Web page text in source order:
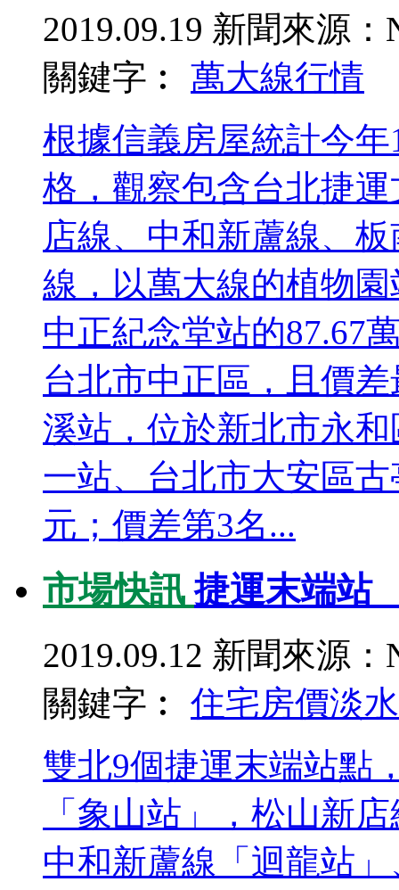
2019.09.19 新聞來源：
關鍵字︰ 萬大線行情
根據信義房屋統計今
格，觀察包含台北捷
店線、中和新蘆線、
線，以萬大線的植物
中正紀念堂站的87.67
台北市中正區，且價
溪站，位於新北市永
一站、台北市大安區
元；價差第3名...
市場快訊捷運末端站
2019.09.12 新聞來源：
關鍵字︰ 住宅房價淡
雙北9個捷運末端站點
「象山站」，松山新
中和新蘆線「迴龍站